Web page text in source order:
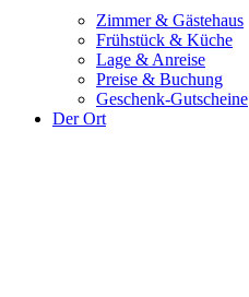
Zimmer & Gästehaus
Frühstück & Küche
Lage & Anreise
Preise & Buchung
Geschenk-Gutscheine
Der Ort